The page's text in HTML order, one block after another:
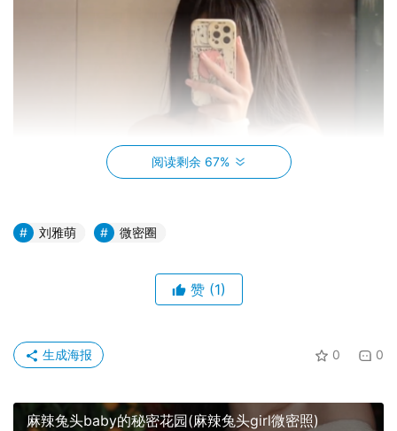
阅读剩余 67%
刘雅萌 微密圈
赞 (1)
0 0
生成海报
麻辣兔头baby的秘密花园(麻辣兔头girl微密照)